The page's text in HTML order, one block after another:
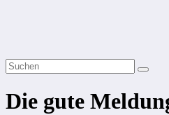
Die gute